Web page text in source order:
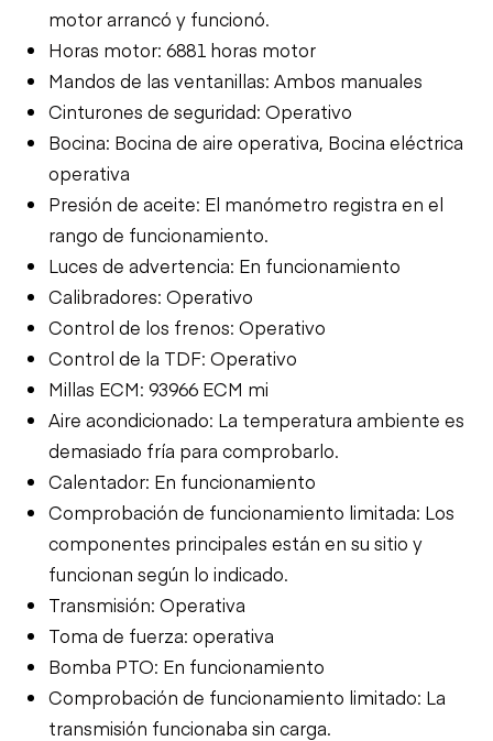
motor arrancó y funcionó.
Horas motor: 6881 horas motor
Mandos de las ventanillas: Ambos manuales
Cinturones de seguridad: Operativo
Bocina: Bocina de aire operativa, Bocina eléctrica
operativa
Presión de aceite: El manómetro registra en el
rango de funcionamiento.
Luces de advertencia: En funcionamiento
Calibradores: Operativo
Control de los frenos: Operativo
Control de la TDF: Operativo
Millas ECM: 93966 ECM mi
Aire acondicionado: La temperatura ambiente es
demasiado fría para comprobarlo.
Calentador: En funcionamiento
Comprobación de funcionamiento limitada: Los
componentes principales están en su sitio y
funcionan según lo indicado.
Transmisión: Operativa
Toma de fuerza: operativa
Bomba PTO: En funcionamiento
Comprobación de funcionamiento limitado: La
transmisión funcionaba sin carga.